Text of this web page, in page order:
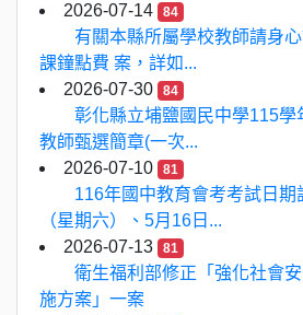
2026-07-14
84
有關本縣所屬學校教師請身
課鐘點費 案，詳如...
2026-07-30
84
彰化縣立埔鹽國民中學115學
教師甄選簡章(一次...
2026-07-10
81
116年國中教育會考考試日期
（星期六）、5月16日...
2026-07-13
81
衛生福利部修正「強化社會
施方案」一案